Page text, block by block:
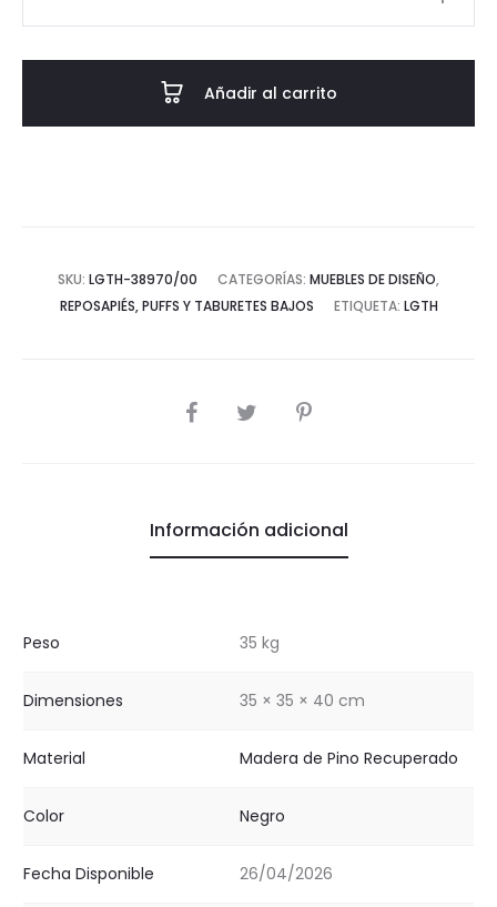
Añadir al carrito
SKU: LGTH-38970/00 CATEGORÍAS: MUEBLES DE DISEÑO,
REPOSAPIÉS, PUFFS Y TABURETES BAJOS
ETIQUETA: LGTH
COMPARTIR
Información adicional
Peso 35 kg
Dimensiones 35 × 35 × 40 cm
Material Madera de Pino Recuperado
Color Negro
Fecha Disponible 26/04/2026